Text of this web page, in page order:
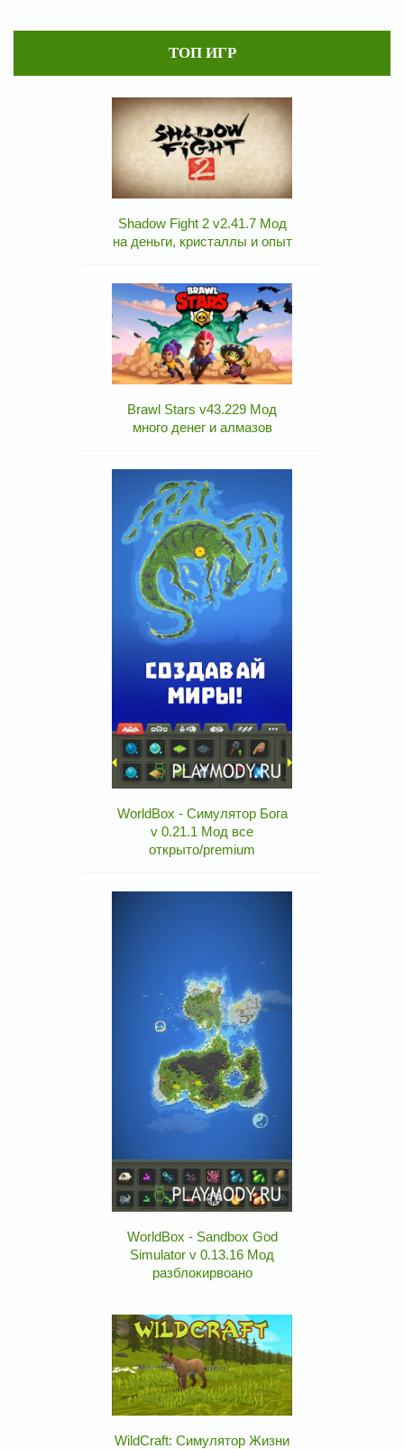
ТОП ИГР
Shadow Fight 2 v2.41.7 Мод
на деньги, кристаллы и опыт
Brawl Stars v43.229 Мод
много денег и алмазов
WorldBox - Симулятор Бога
v 0.21.1 Мод все
открыто/premium
WorldBox - Sandbox God
Simulator v 0.13.16 Мод
разблокирвоано
WildCraft: Симулятор Жизни